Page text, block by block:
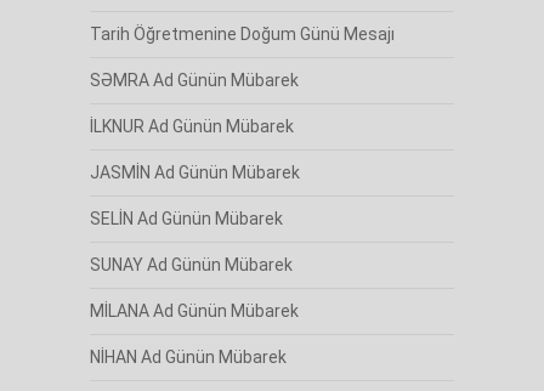
Tarih Öğretmenine Doğum Günü Mesajı
SƏMRA Ad Günün Mübarek
İLKNUR Ad Günün Mübarek
JASMİN Ad Günün Mübarek
SELİN Ad Günün Mübarek
SUNAY Ad Günün Mübarek
MİLANA Ad Günün Mübarek
NİHAN Ad Günün Mübarek